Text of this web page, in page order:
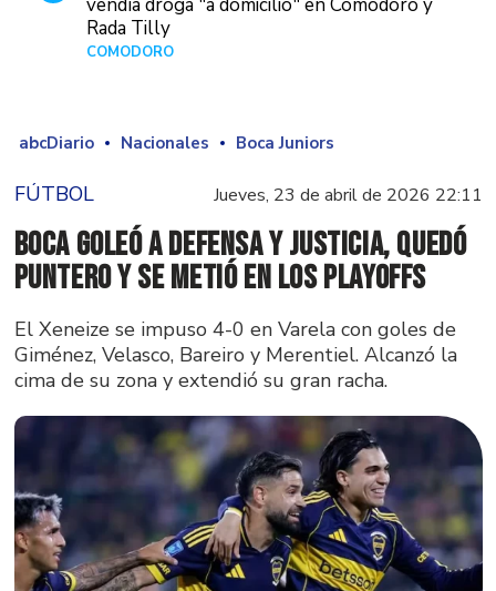
Rada Tilly
COMODORO
abcDiario Nacionales Boca Juniors
FÚTBOL Jueves, 23 de abril de 2026 22:11
Boca goleó a Defensa y Justicia, quedó
puntero y se metió en los playoffs
El Xeneize se impuso 4-0 en Varela con goles de
Giménez, Velasco, Bareiro y Merentiel. Alcanzó la
cima de su zona y extendió su gran racha.